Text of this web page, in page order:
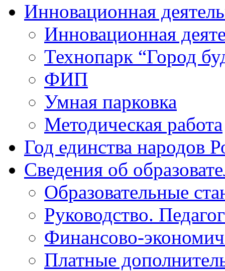
Инновационная
Инновационная
Технопарк “Город
ФИП
Умная парковка
Методическая работа
Год единства народов
Сведения об
Образовательные
Руководство.
Финансово-
Платные